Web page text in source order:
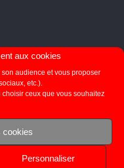
aux cookies
audience et vous proposer
etc.).
ceux que vous souhaitez
cookies
Personnaliser